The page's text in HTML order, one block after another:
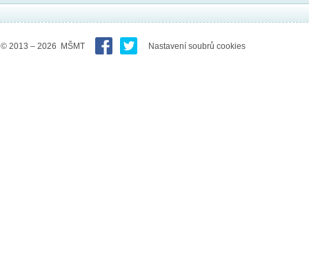
© 2013 – 2026 MŠMT Nastavení soubrů cookies